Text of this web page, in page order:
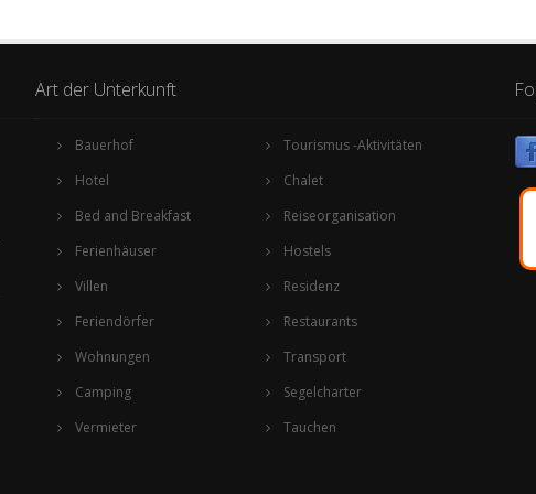
Art der Unterkunft
Bauerhof
Hotel
Bed and Breakfast
Ferienhäuser
Villen
Feriendörfer
Wohnungen
Camping
Vermieter
Tourismus -Aktivitäten
Chalet
Reiseorganisation
Hostels
Residenz
Restaurants
Transport
Segelcharter
Tauchen